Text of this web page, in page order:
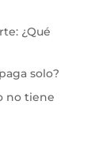
¿Qué
solo?
no tiene